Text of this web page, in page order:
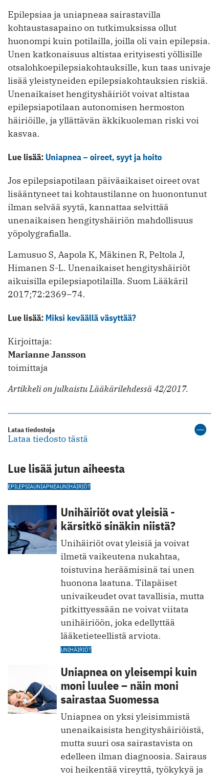
Epilepsiaa ja uniapneaa sairastavilla
kohtaustasapaino on tutkimuksissa ollut
huonompi kuin potilailla, joilla oli vain epilepsia.
Unen katkonaisuus altistaa erityisesti yöllisille
otsalohkoepilepsiakohtauksille, kun taas univaje
lisää yleistyneiden epilepsiakohtauksien riskiä.
Unenaikaiset hengityshäiriöt voivat altistaa
epilepsiapotilaan autonomisen hermoston
häiriöille, ja yllättävän äkkikuoleman riski voi
kasvaa.
Lue lisää: Uniapnea – oireet, syyt ja hoito
Jos epilepsiapotilaan päiväaikaiset oireet ovat
lisääntyneet tai kohtaustilanne on huonontunut
ilman selvää syytä, kannattaa selvittää
unenaikaisen hengityshäiriön mahdollisuus
yöpolygrafialla.
Lamusuo S, Aapola K, Mäkinen R, Peltola J,
Himanen S-L. Unenaikaiset hengityshäiriöt
aikuisilla epilepsiapotilailla. Suom Lääkäril
2017;72:2369–74.
Lue lisää: Miksi keväällä väsyttää?
Kirjoittaja:
Marianne Jansson
toimittaja
Artikkeli on julkaistu Lääkärilehdessä 42/2017.
Lataa tiedostoja
Lataa tiedosto tästä
Lue lisää jutun aiheesta
EPILEPSIAUNIAPNEAUNIHÄIRIÖT
Unihäiriöt ovat yleisiä -
kärsitkö sinäkin niistä?
Unihäiriöt ovat yleisiä ja voivat
ilmetä vaikeutena nukahtaa,
toistuvina heräämisinä tai unen
huonona laatuna. Tilapäiset
univaikeudet ovat tavallisia, mutta
pitkittyessään ne voivat viitata
unihäiriöön, joka edellyttää
lääketieteellistä arviota.
UNIHÄIRIÖT
Uniapnea on yleisempi kuin
moni luulee – näin moni
sairastaa Suomessa
Uniapnea on yksi yleisimmistä
unenaikaisista hengityshäiriöistä,
mutta suuri osa sairastavista on
edelleen ilman diagnoosia. Sairaus
voi heikentää vireyttä, työkykyä ja